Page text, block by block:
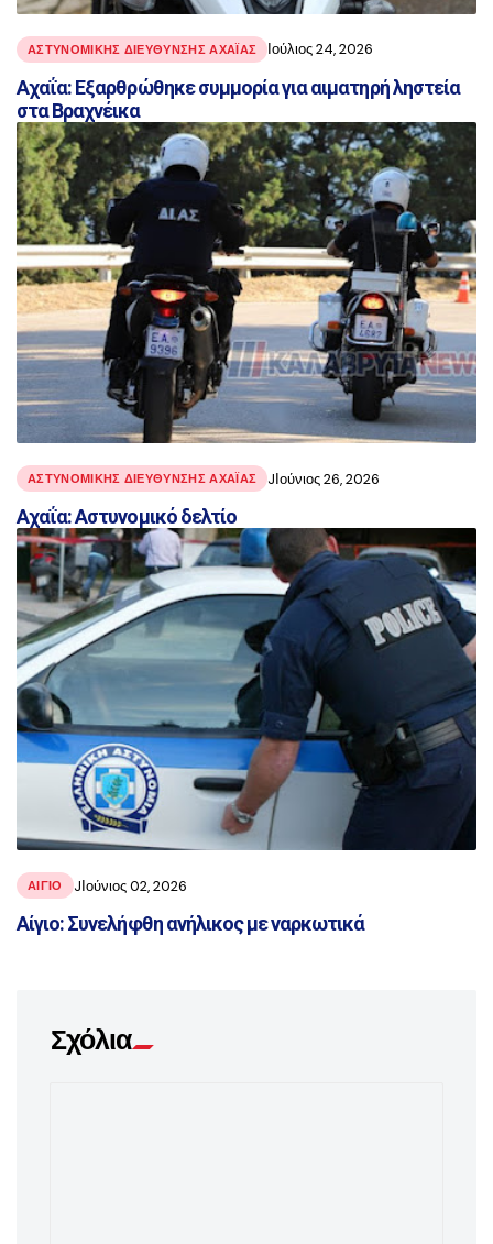
ΑΣΤΥΝΟΜΙΚΉΣ ΔΙΕΎΘΥΝΣΗΣ ΑΧΑΪ́ΑΣ Ιούλιος 24, 2026
Αχαΐα: Εξαρθρώθηκε συμμορία για αιματηρή ληστεία
στα Βραχνέικα
ΑΣΤΥΝΟΜΙΚΉΣ ΔΙΕΎΘΥΝΣΗΣ ΑΧΑΪ́ΑΣ JΙούνιος 26, 2026
Αχαΐα: Αστυνομικό δελτίο
ΑΙΓΙΟ JΙούνιος 02, 2026
Αίγιο: Συνελήφθη ανήλικος με ναρκωτικά
Σχόλια